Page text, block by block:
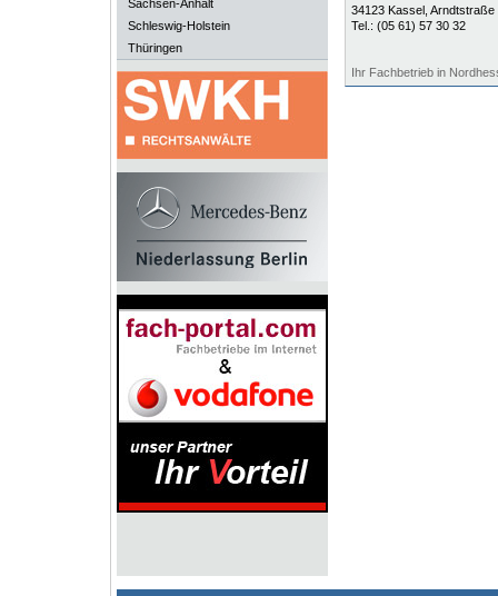
Sachsen-Anhalt
Schleswig-Holstein
Thüringen
34123 Kassel, Arndtstraße
Tel.: (05 61) 57 30 32
Ihr Fachbetrieb in